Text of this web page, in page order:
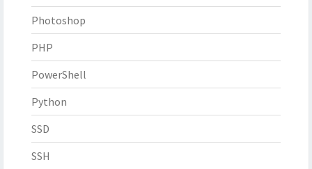
Photoshop
PHP
PowerShell
Python
SSD
SSH